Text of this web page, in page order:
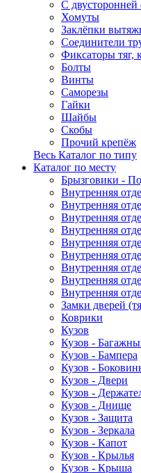
С двусторонней
Хомуты
Заклёпки
Соединители
Фиксаторы тяг,
Болты
Винты
Саморезы
Гайки
Шайбы
Скобы
Прочий крепёж
Весь Каталог по типу
Каталог по месту
Брызговики -
Внутренняя
Внутренняя
Внутренняя
Внутренняя
Внутренняя
Внутренняя
Внутренняя
Внутренняя
Внутренняя
Замки дверей
Коврики
Кузов
Кузов -
Кузов - Бампера
Кузов -
Кузов - Двери
Кузов -
Кузов - Днище
Кузов - Защита
Кузов - Зеркала
Кузов - Капот
Кузов - Крылья
Кузов - Крыша